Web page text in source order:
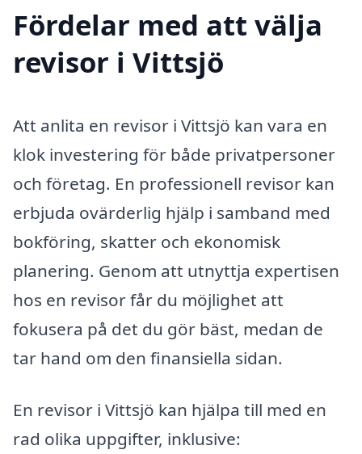
Fördelar med att välja
revisor i Vittsjö
Att anlita en revisor i Vittsjö kan vara en
klok investering för både privatpersoner
och företag. En professionell revisor kan
erbjuda ovärderlig hjälp i samband med
bokföring, skatter och ekonomisk
planering. Genom att utnyttja expertisen
hos en revisor får du möjlighet att
fokusera på det du gör bäst, medan de
tar hand om den finansiella sidan.
En revisor i Vittsjö kan hjälpa till med en
rad olika uppgifter, inklusive: